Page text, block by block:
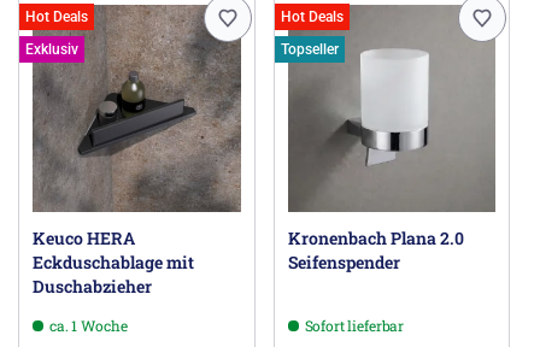
Hot Deals
Exklusiv
Keuco HERA
Eckduschablage mit
Duschabzieher
ca. 1 Woche
Hot Deals
Topseller
Kronenbach Plana 2.0
Seifenspender
Sofort lieferbar